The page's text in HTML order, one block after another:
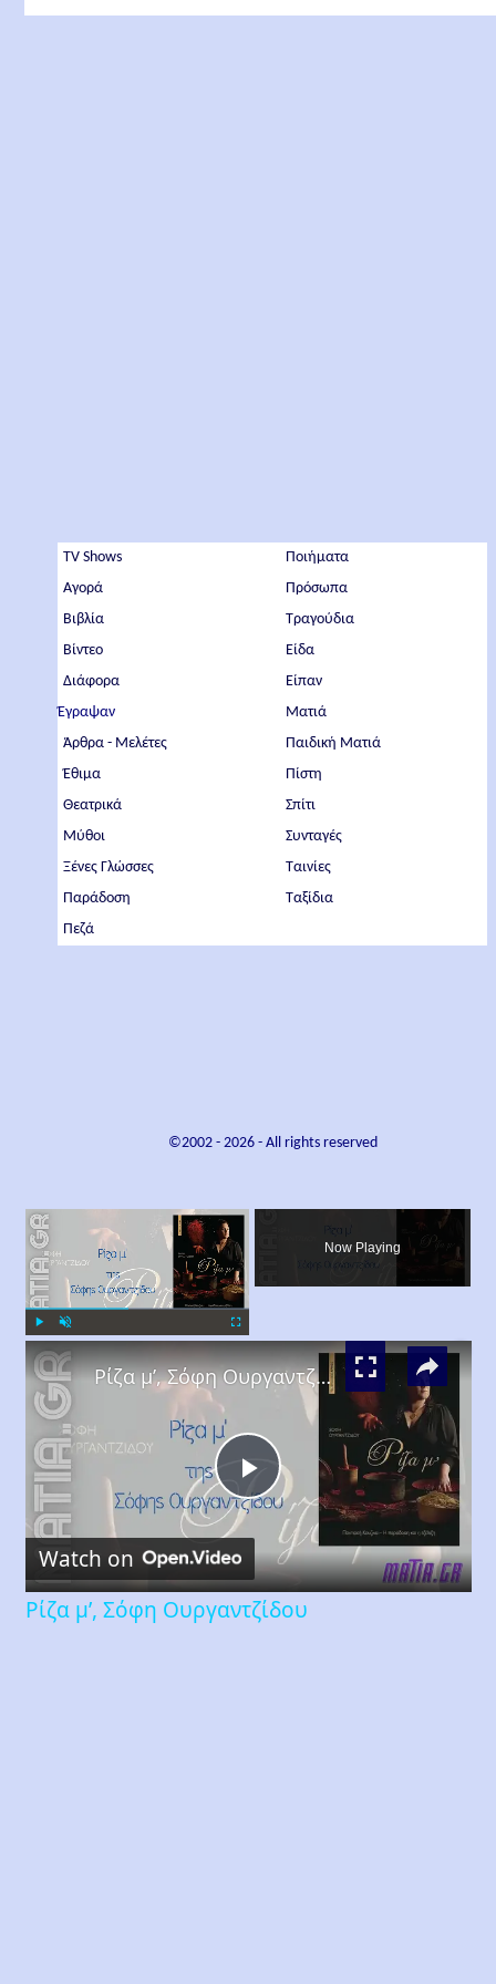
TV Shows
Αγορά
Βιβλία
Βίντεο
Διάφορα
Έγραψαν
Άρθρα - Μελέτες
Έθιμα
Θεατρικά
Μύθοι
Ξένες Γλώσσες
Παράδοση
Πεζά
Ποιήματα
Πρόσωπα
Τραγούδια
Είδα
Είπαν
Ματιά
Παιδική Ματιά
Πίστη
Σπίτι
Συνταγές
Ταινίες
Ταξίδια
©2002 - 2026- All rights reserved
×
Now Playing
×
Play
Video
Ρίζα μ’, Σόφη Ουργαντζίδου
Watch on
Ρίζα μ’, Σόφη Ουργαντζίδου